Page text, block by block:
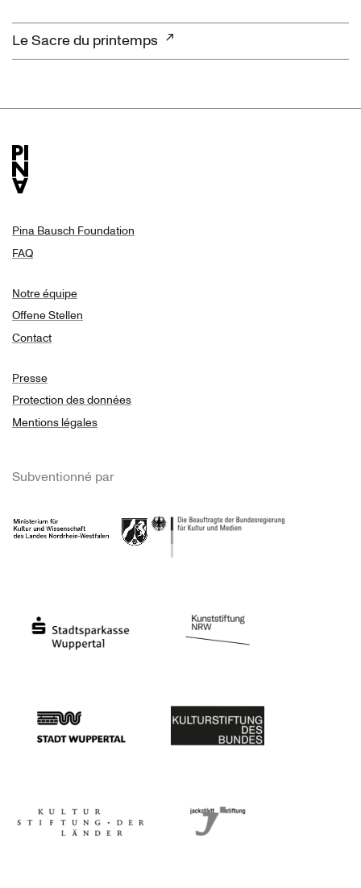
Le Sacre du printemps
Pina Bausch Foundation
FAQ
Notre équipe
Offene Stellen
Contact
Presse
Protection des données
Mentions légales
Subventionné par